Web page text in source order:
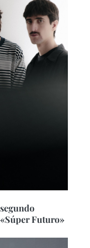
Futuro»